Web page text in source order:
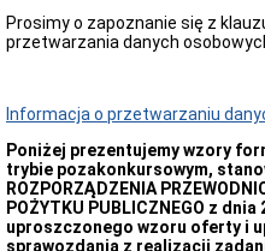
Referaty
Regulamin
i
Schemat
Organizacyjny
Urzędu
Miejskiego
w
Prosimy o zapoznanie się z
przetwarzania danych
Informacja o przetwarzaniu
Poniżej prezentujemy wzory
trybie pozakonkursowym,
ROZPORZĄDZENIA
POŻYTKU PUBLICZNEGO z
uproszczonego wzoru oferty i
sprawozdania z realizacji